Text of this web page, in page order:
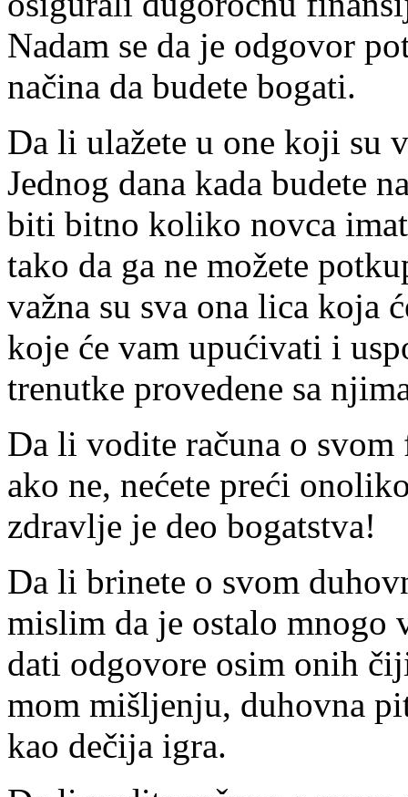
Nadam se da je odgovor
načina da budete bogati.
Da li ulažete u one koji su
Jednog dana kada budete
biti bitno koliko novca
tako da ga ne možete
važna su sva ona lica koja
koje će vam upućivati i
trenutke provedene sa
Da li vodite računa o
ako ne, nećete preći
zdravlje je deo bogatstva!
Da li brinete o svom
mislim da je ostalo mnogo
dati odgovore osim onih
mom mišljenju, duhovna
kao dečija igra.